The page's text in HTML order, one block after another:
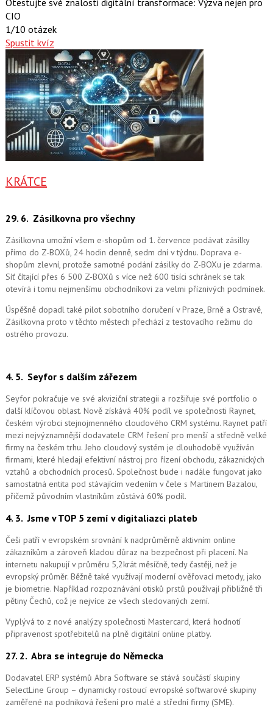
CIO
1/10 otázek
Spustit kvíz
KRÁTCE
29. 6. Zásilkovna pro všechny
Zásilkovna umožní všem e-shopům od 1. července podávat zásilky
přímo do Z-BOXů, 24 hodin denně, sedm dní v týdnu. Doprava e-
shopům zlevní, protože samotné podání zásilky do Z-BOXu je zdarma.
Síť čítající přes 6 500 Z-BOXů s více než 600 tisíci schránek se tak
otevírá i tomu nejmenšímu obchodníkovi za velmi příznivých podmínek.
Úspěšně dopadl také pilot sobotního doručení v Praze, Brně a Ostravě,
Zásilkovna proto v těchto městech přechází z testovacího režimu do
ostrého provozu.
4. 5. Seyfor s dalším zářezem
Seyfor pokračuje ve své akviziční strategii a rozšiřuje své portfolio o
další klíčovou oblast. Nově získává 40% podíl ve společnosti Raynet,
českém výrobci stejnojmenného cloudového CRM systému. Raynet patří
mezi nejvýznamnější dodavatele CRM řešení pro menší a středně velké
firmy na českém trhu. Jeho cloudový systém je dlouhodobě využíván
firmami, které hledají efektivní nástroj pro řízení obchodu, zákaznických
vztahů a obchodních procesů. Společnost bude i nadále fungovat jako
samostatná entita pod stávajícím vedením v čele s Martinem Bazalou,
přičemž původním vlastníkům zůstává 60% podíl.
4. 3.Jsme v TOP 5 zemí v digitaliazci plateb
Češi patří v evropském srovnání k nadprůměrně aktivním online
zákazníkům a zároveň kladou důraz na bezpečnost při placení. Na
internetu nakupují v průměru 5,2krát měsíčně, tedy častěji, než je
evropský průměr. Běžně také využívají moderní ověřovací metody, jako
je biometrie. Například rozpoznávání otisků prstů používají přibližně tři
pětiny Čechů, což je nejvíce ze všech sledovaných zemí.
Vyplývá to z nové analýzy společnosti Mastercard, která hodnotí
připravenost spotřebitelů na plně digitální online platby.
27. 2. Abra se integruje do Německa
Dodavatel ERP systémů Abra Software se stává součástí skupiny
SelectLine Group – dynamicky rostoucí evropské softwarové skupiny
zaměřené na podniková řešení pro malé a střední firmy (SME).